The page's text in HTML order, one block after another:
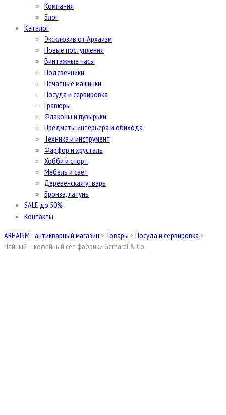
Компания
Блог
Каталог
Эксклюзив от Архаизм
Новые поступления
Винтажные часы
Подсвечники
Печатные машинки
Посуда и сервировка
Гравюры
Флаконы и пузырьки
Предметы интерьера и обихода
Техника и инструмент
Фарфор и хрусталь
Хобби и спорт
Мебель и свет
Деревенская утварь
Бронза, латунь
SALE до 50%
Контакты
ARHAISM - антикварный магазин > Товары > Посуда и сервировка >
Чайный – кофейный сет фабрики Gerhardi & Co